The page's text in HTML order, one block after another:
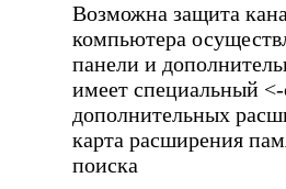
Возможна защита
компьютера
панели и
имеет специальный
дополнительных
карта расширения
поиска